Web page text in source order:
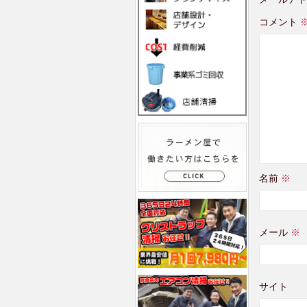
コメント
名前 ※
メール ※
サイト